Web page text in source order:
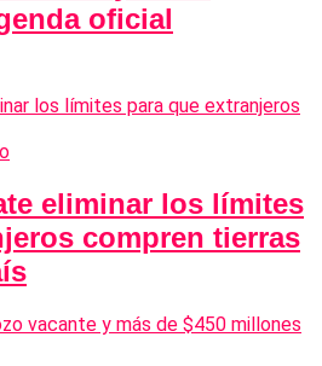
oficial
eliminar los límites
compren tierras